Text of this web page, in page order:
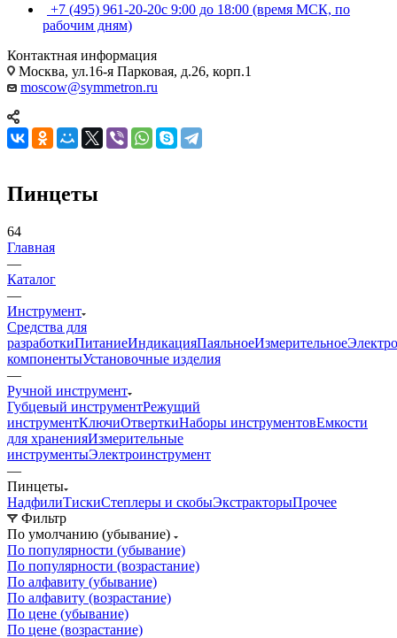
+7 (495) 961-20-20с 9:00 до 18:00 (время МСК, по
рабочим дням)
Контактная информация
Москва, ул.16-я Парковая, д.26, корп.1
moscow@symmetron.ru
Пинцеты
64
Главная
—
Каталог
—
Инструмент
Средства для
разработкиПитаниеИндикацияПаяльноеИзмерительное
компонентыУстановочные изделия
—
Ручной инструмент
Губцевый инструментРежущий
инструментКлючиОтверткиНаборы инструментовЕмкости
для храненияИзмерительные
инструментыЭлектроинструмент
—
Пинцеты
НадфилиТискиСтеплеры и скобыЭкстракторыПрочее
Фильтр
По умолчанию (убывание)
По популярности (убывание)
По популярности (возрастание)
По алфавиту (убывание)
По алфавиту (возрастание)
По цене (убывание)
По цене (возрастание)